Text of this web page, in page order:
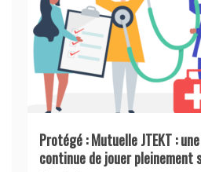
Protégé : Mutuelle JTEKT :
continue de jouer pleinement